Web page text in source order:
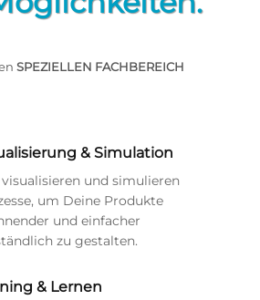
SPEZIELLEN FACHBEREICH
& Simulation
und simulieren
um Deine Produkte
und einfacher
zu gestalten.
& Lernen